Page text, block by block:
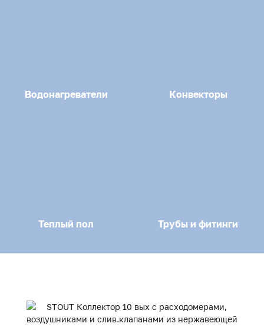
Водонагреватели Конвекторы
Теплый пол Трубы и фитинги